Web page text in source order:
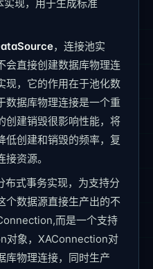
实现，用于生成标准
，连接池实
会直接创建数据库物理连
现，它的作用在于池化数
数据库物理连接是一个重
创建销毁很影响性能，将
低创建和销毁的频率，复
资源。
布式事务实现，为支持分
个数据源直接生产出的不
而是一个支持
对象，XAConnection对
库物理连接，同时生产